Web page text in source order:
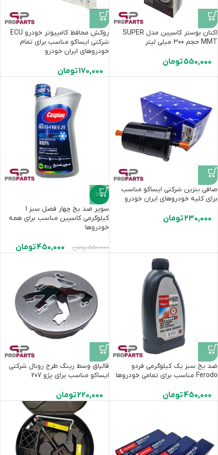
اکتان بوستر کاسپین مدل SUPER
MMT حجم 300 میلی لیتر
550,000تومان
روکش محافظ کامپیوتر خودرو ECU
شرکتی ایساکو مناسب برای تمام
خودروهای ایران خودرو
170,000تومان
صافی بنزین شرکتی ایساکو مناسب
برای کلیه خودروهای ایران خودرو
230,000تومان
-18%
سوپر ضد یخ چهار فصل سبز 1
کیلوگرمی کاسپین مناسب برای همه
خودروها
550,000تومان 450,000تومان
ضد یخ سبز یک کیلوگرمی فردو
Ferodo مناسب برای تمامی خودروها
450,000تومان
قالپاق وسط رینگ طرح رونال شرکتی
ایساکو مناسب برای پژو 207
220,000تومان